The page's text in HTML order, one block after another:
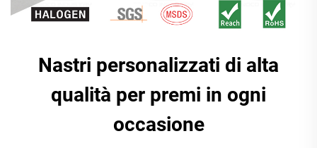
Nastri personalizzati di alta
qualità per premi in ogni
occasione